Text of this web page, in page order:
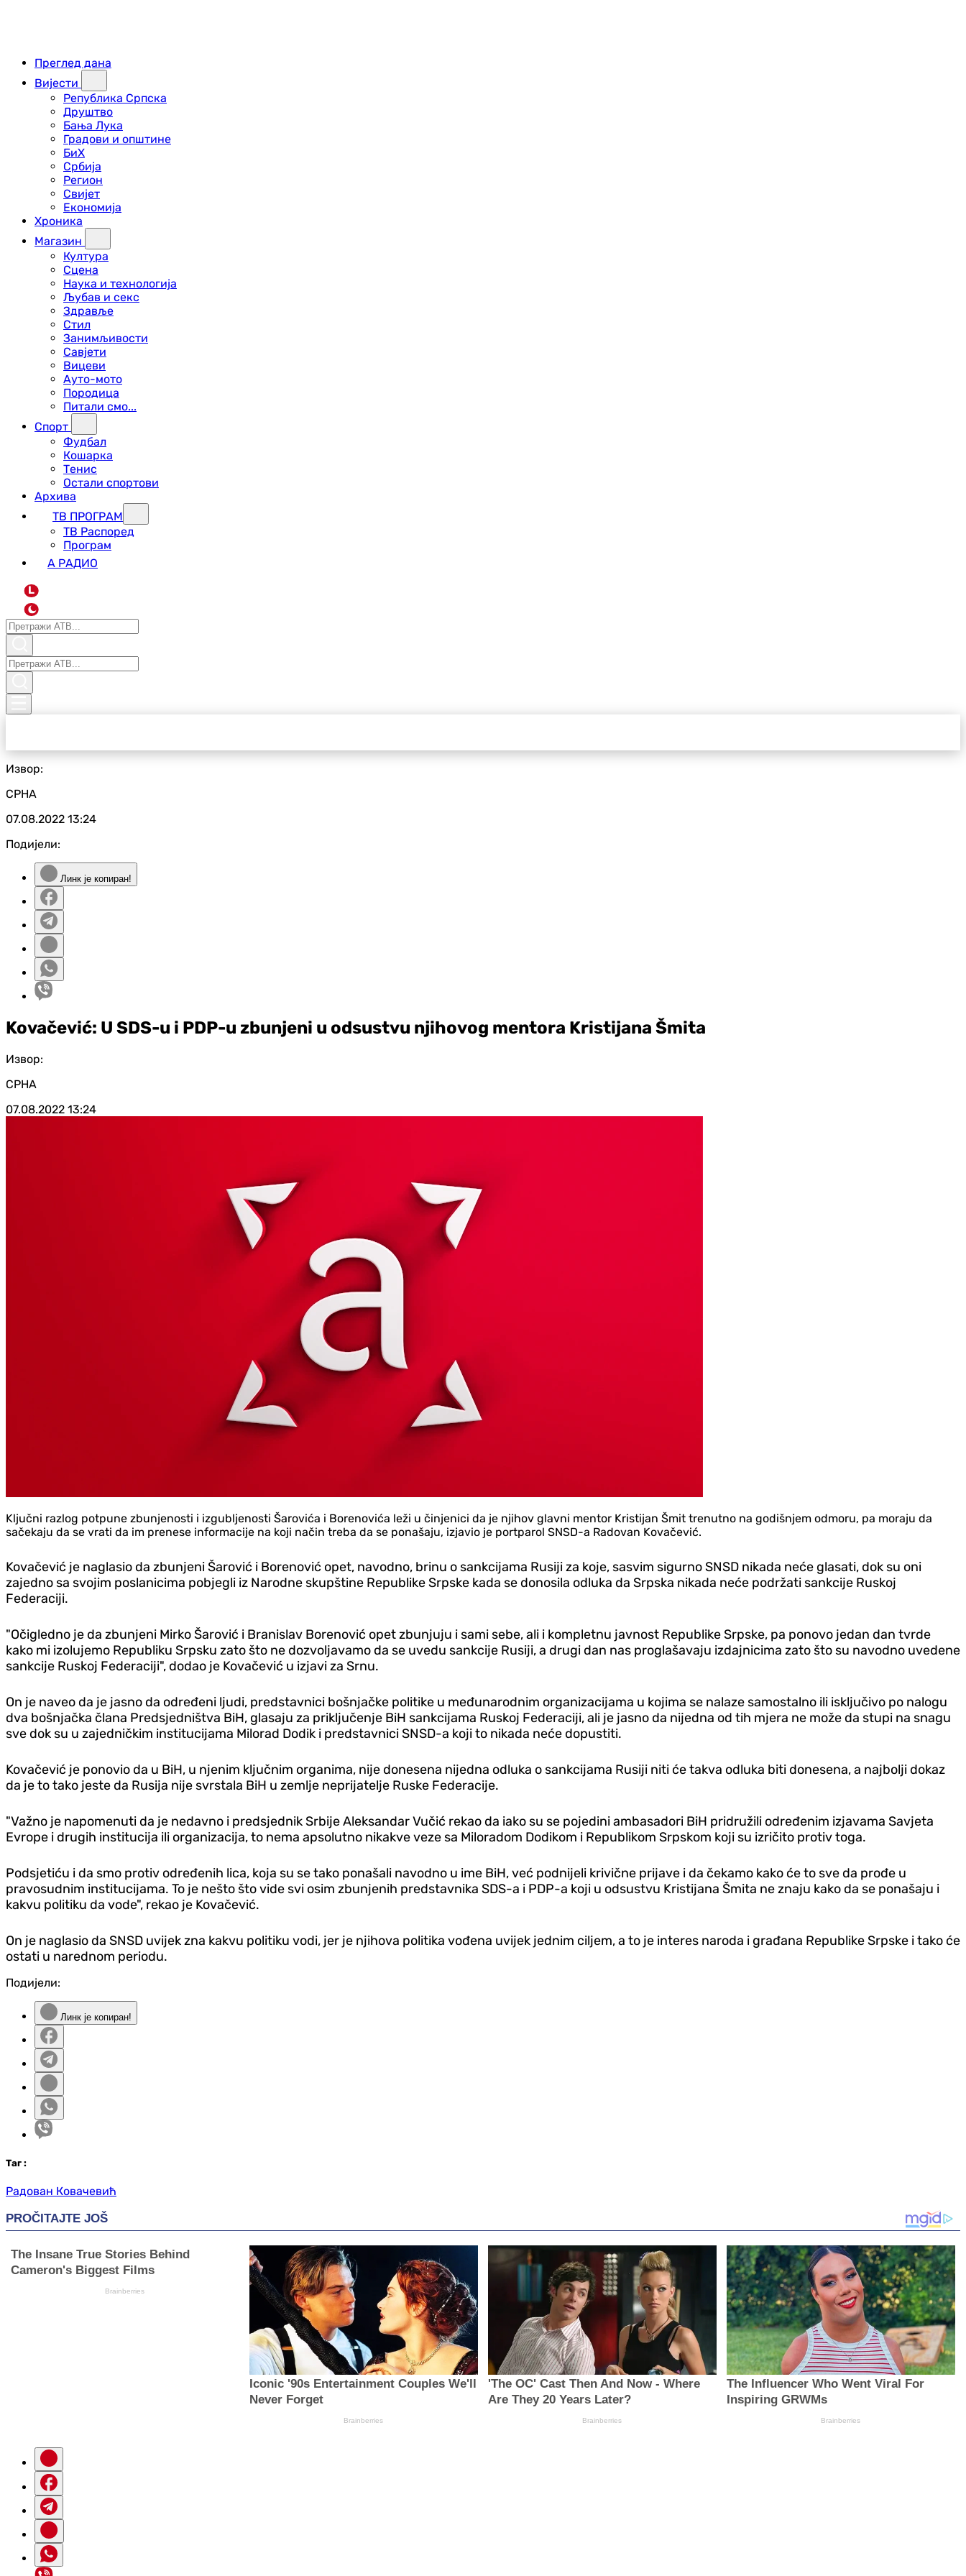
Преглед дана
Вијести
Република Српска
Друштво
Бања Лука
Градови и општине
БиХ
Србија
Регион
Свијет
Економија
Хроника
Магазин
Култура
Сцена
Наука и технологија
Љубав и секс
Здравље
Стил
Занимљивости
Савјети
Вицеви
Ауто-мото
Породица
Питали смо...
Спорт
Фудбал
Кошарка
Тенис
Остали спортови
Архива
ТВ ПРОГРАМ
ТВ Распоред
Програм
А РАДИО
L
Извор:
СРНА
07.08.2022 13:24
Подијели:
Линк је копиран!
Kovačević: U SDS-u i PDP-u zbunjeni u odsustvu njihovog mentora Kristijana Šmita
Извор:
СРНА
07.08.2022 13:24
Ključni razlog potpune zbunjenosti i izgubljenosti Šarovića i Borenovića leži u činjenici da je njihov glavni mentor Kristijan Šmit trenutno na godišnjem odmoru, pa moraju da
sačekaju da se vrati da im prenese informacije na koji način treba da se ponašaju, izjavio je portparol SNSD-a Radovan Kovačević.
Kovačević je naglasio da zbunjeni Šarović i Borenović opet, navodno, brinu o sankcijama Rusiji za koje, sasvim sigurno SNSD nikada neće glasati, dok su oni
zajedno sa svojim poslanicima pobjegli iz Narodne skupštine Republike Srpske kada se donosila odluka da Srpska nikada neće podržati sankcije Ruskoj
Federaciji.
"Očigledno je da zbunjeni Mirko Šarović i Branislav Borenović opet zbunjuju i sami sebe, ali i kompletnu javnost Republike Srpske, pa ponovo jedan dan tvrde
kako mi izolujemo Republiku Srpsku zato što ne dozvoljavamo da se uvedu sankcije Rusiji, a drugi dan nas proglašavaju izdajnicima zato što su navodno uvedene
sankcije Ruskoj Federaciji", dodao je Kovačević u izjavi za Srnu.
On je naveo da je jasno da određeni ljudi, predstavnici bošnjačke politike u međunarodnim organizacijama u kojima se nalaze samostalno ili isključivo po nalogu
dva bošnjačka člana Predsjedništva BiH, glasaju za priključenje BiH sankcijama Ruskoj Federaciji, ali je jasno da nijedna od tih mjera ne može da stupi na snagu
sve dok su u zajedničkim institucijama Milorad Dodik i predstavnici SNSD-a koji to nikada neće dopustiti.
Kovačević je ponovio da u BiH, u njenim ključnim organima, nije donesena nijedna odluka o sankcijama Rusiji niti će takva odluka biti donesena, a najbolji dokaz
da je to tako jeste da Rusija nije svrstala BiH u zemlje neprijatelje Ruske Federacije.
"Važno je napomenuti da je nedavno i predsjednik Srbije Aleksandar Vučić rekao da iako su se pojedini ambasadori BiH pridružili određenim izjavama Savjeta
Evrope i drugih institucija ili organizacija, to nema apsolutno nikakve veze sa Miloradom Dodikom i Republikom Srpskom koji su izričito protiv toga.
Podsjetiću i da smo protiv određenih lica, koja su se tako ponašali navodno u ime BiH, već podnijeli krivične prijave i da čekamo kako će to sve da prođe u
pravosudnim institucijama. To je nešto što vide svi osim zbunjenih predstavnika SDS-a i PDP-a koji u odsustvu Kristijana Šmita ne znaju kako da se ponašaju i
kakvu politiku da vode", rekao je Kovačević.
On je naglasio da SNSD uvijek zna kakvu politiku vodi, jer je njihova politika vođena uvijek jednim ciljem, a to je interes naroda i građana Republike Srpske i tako će
ostati u narednom periodu.
Подијели:
Линк је копиран!
Таг :
Радован Ковачевић